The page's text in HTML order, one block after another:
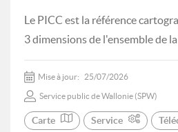
Le PICC est la référence
3 dimensions de l'ensemble de
Mise à jour: 25/07/2026
Service public de Wallonie (SPW)
Carte Service